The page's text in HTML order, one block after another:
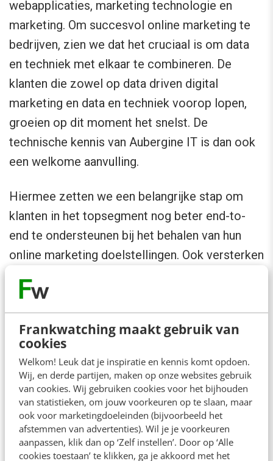
Frankwatching maakt gebruik van
cookies
Welkom! Leuk dat je inspiratie en kennis komt opdoen.
Wij, en derde partijen, maken op onze websites gebruik
van cookies. Wij gebruiken cookies voor het bijhouden
van statistieken, om jouw voorkeuren op te slaan, maar
ook voor marketingdoeleinden (bijvoorbeeld het
afstemmen van advertenties). Wil je je voorkeuren
aanpassen, klik dan op ‘Zelf instellen’. Door op ‘Alle
cookies toestaan’ te klikken, ga je akkoord met het
webapplicaties, marketing technologie en
marketing. Om succesvol online marketing te
bedrijven, zien we dat het cruciaal is om data
en techniek met elkaar te combineren. De
klanten die zowel op data driven digital
marketing en data en techniek voorop lopen,
groeien op dit moment het snelst. De
technische kennis van Aubergine IT is dan ook
een welkome aanvulling.
Hiermee zetten we een belangrijke stap om
klanten in het topsegment nog beter end-to-
end te ondersteunen bij het behalen van hun
online marketing doelstellingen. Ook versterken
toptalent. Door het talent en de competenties
binnen BlueWaveDigital te combineren ontstaat
een krachtige samenwerking voor onze
opdrachtgevers”.
Over BlueWaveDigital
BlueWaveDigital is sinds februari 2022 de
groepsnaam achter de agencies OrangeValley,
Copper IM, BlueElevation, MetaDimensions,